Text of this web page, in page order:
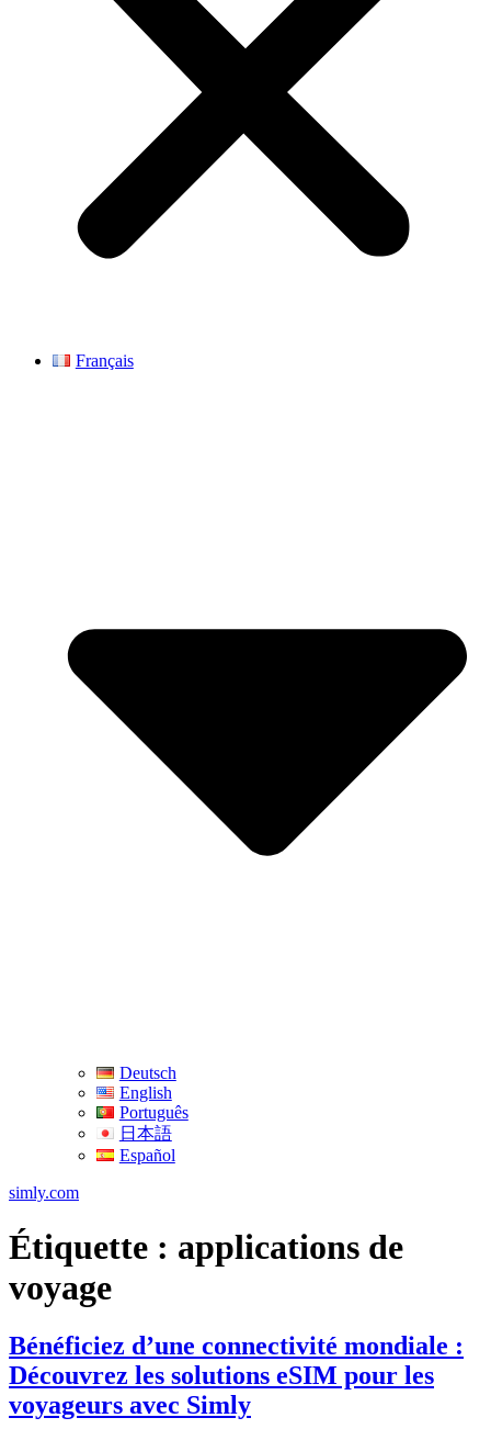
Français
Deutsch
English
Português
日本語
Español
simly.com
Étiquette : applications de
voyage
Bénéficiez d’une connectivité mondiale :
Découvrez les solutions eSIM pour les
voyageurs avec Simly